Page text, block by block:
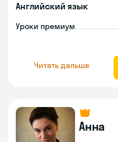
Английский язык
Уроки премиум
Читать дальше
Анна